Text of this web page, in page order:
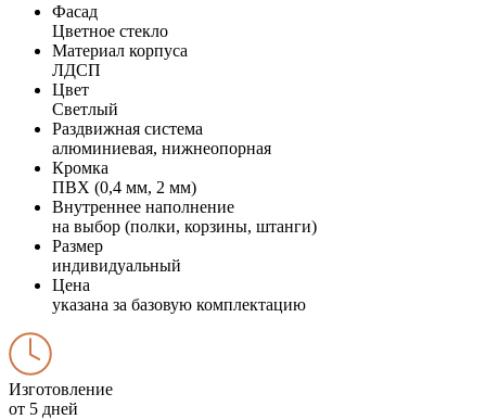
Фасад
Цветное стекло
Материал корпуса
ЛДСП
Цвет
Светлый
Раздвижная система
алюминиевая, нижнеопорная
Кромка
ПВХ (0,4 мм, 2 мм)
Внутреннее наполнение
на выбор (полки, корзины, штанги)
Размер
индивидуальный
Цена
указана за базовую комплектацию
Изготовление
от 5 дней